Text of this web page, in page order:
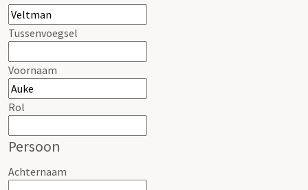
Tussenvoegsel
Voornaam
Rol
Persoon
Achternaam